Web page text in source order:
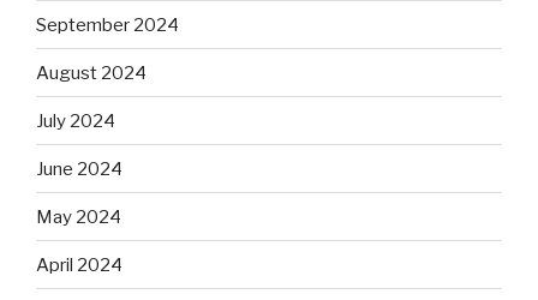
September 2024
August 2024
July 2024
June 2024
May 2024
April 2024